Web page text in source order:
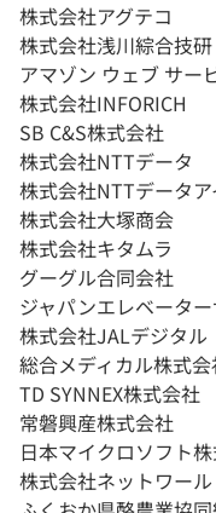
株式会社アグテコ
株式会社浅川綜合技研
アマゾン ウェブ サー
株式会社INFORICH
SB C&S株式会社
株式会社NTTデータ
株式会社NTTデータア
株式会社大塚商会
株式会社キタムラ
グーグル合同会社
ジャパンエレベータ
株式会社JALデジタル
総合メディカル株式
TD SYNNEX株式会社
常磐興産株式会社
日本マイクロソフト
株式会社ネットワール